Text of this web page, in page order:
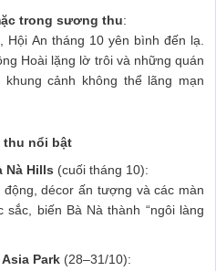
trong sương thu:
Hội An tháng 10 yên bình đến lạ.
Hoài lặng lờ trôi và những quán
cảnh không thể lãng mạn
thu nổi bật
Nà Hills (cuối tháng 10):
động, décor ấn tượng và các màn
sắc, biến Bà Nà thành “ngôi làng
Park (28–31/10):